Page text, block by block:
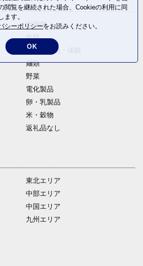
定期便
肉類
旅行・宿泊・体験
麺類
野菜
電化製品
卵・乳製品
米・穀物
返礼品なし
東北エリア
中部エリア
中国エリア
九州エリア
閲覧を継続された場合、Cookieの利用に同
ます。
シーポリシーをお読みください。
OK